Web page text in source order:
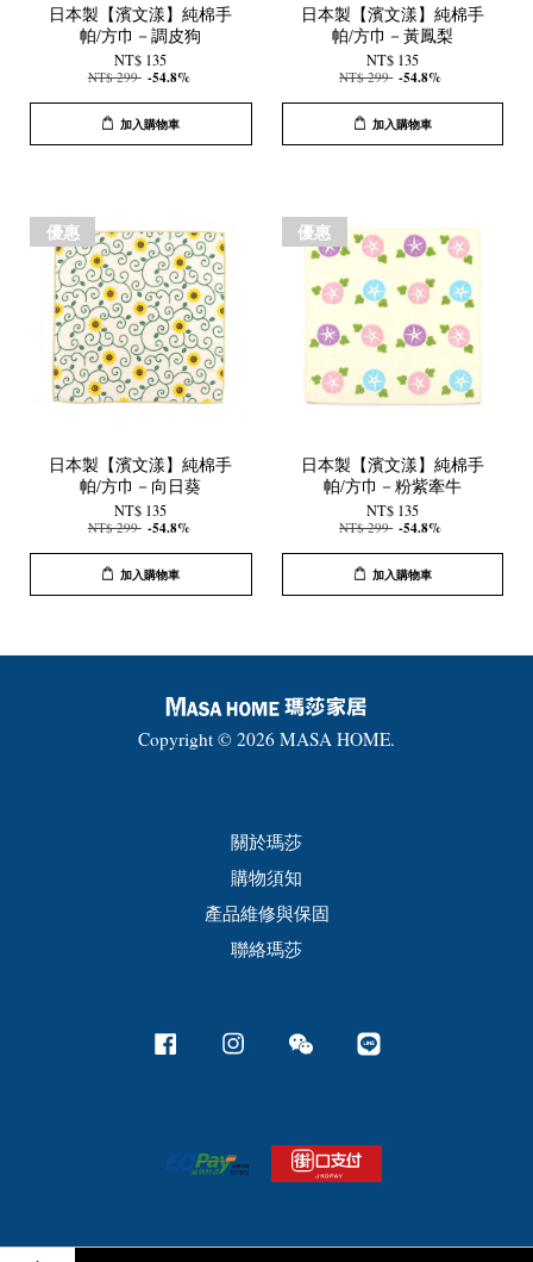
日本製【濱文漾】純棉手
帕/方巾－調皮狗
NT$ 135
NT$ 299 -54.8%
加入購物車
日本製【濱文漾】純棉手
帕/方巾－黃鳳梨
NT$ 135
NT$ 299 -54.8%
加入購物車
優惠
日本製【濱文漾】純棉手
帕/方巾－向日葵
NT$ 135
NT$ 299 -54.8%
加入購物車
優惠
日本製【濱文漾】純棉手
帕/方巾－粉紫牽牛
NT$ 135
NT$ 299 -54.8%
加入購物車
Copyright © 2026 MASA HOME.
關於瑪莎
購物須知
產品維修與保固
聯絡瑪莎
Facebook Instagram Wechat